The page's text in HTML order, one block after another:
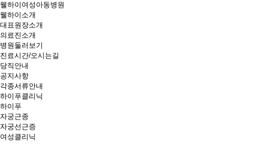
웰하이여성아동병원
웰하이소개
대표원장소개
의료진소개
병원둘러보기
진료시간/오시는길
당직안내
공지사항
각종서류안내
하이푸클리닉
하이푸
자궁근종
자궁선근증
여성클리닉